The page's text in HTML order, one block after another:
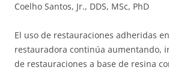
Coelho Santos, Jr., DDS, MSc, PhD
El uso de restauraciones adheridas
restauradora continúa aumentando,
de restauraciones a base de resina